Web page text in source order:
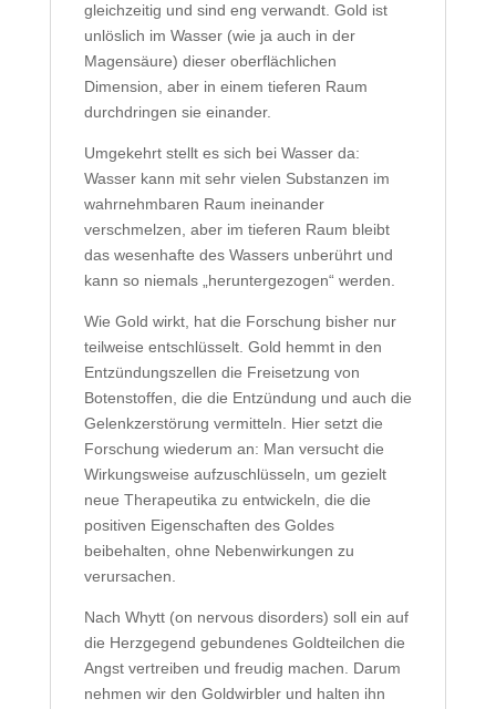
gleichzeitig und sind eng verwandt. Gold ist
unlöslich im Wasser (wie ja auch in der
Magensäure) dieser oberflächlichen
Dimension, aber in einem tieferen Raum
durchdringen sie einander.
Umgekehrt stellt es sich bei Wasser da:
Wasser kann mit sehr vielen Substanzen im
wahrnehmbaren Raum ineinander
verschmelzen, aber im tieferen Raum bleibt
das wesenhafte des Wassers unberührt und
kann so niemals „heruntergezogen“ werden.
Wie Gold wirkt, hat die Forschung bisher nur
teilweise entschlüsselt. Gold hemmt in den
Entzündungszellen die Freisetzung von
Botenstoffen, die die Entzündung und auch die
Gelenkzerstörung vermitteln. Hier setzt die
Forschung wiederum an: Man versucht die
Wirkungsweise aufzuschlüsseln, um gezielt
neue Therapeutika zu entwickeln, die die
positiven Eigenschaften des Goldes
beibehalten, ohne Nebenwirkungen zu
verursachen.
Nach Whytt (on nervous disorders) soll ein auf
die Herzgegend gebundenes Goldteilchen die
Angst vertreiben und freudig machen. Darum
nehmen wir den Goldwirbler und halten ihn